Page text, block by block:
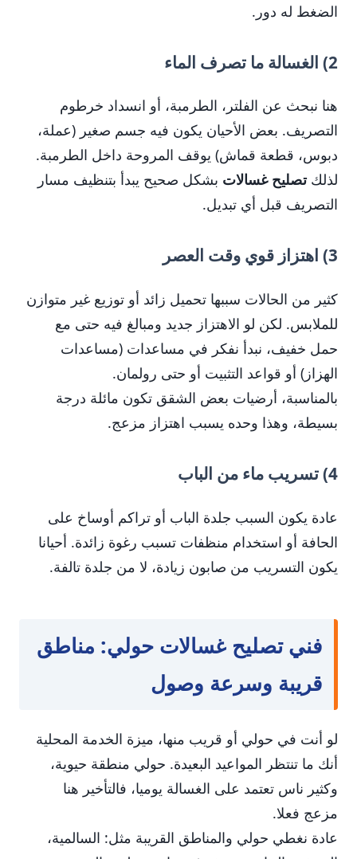
الضغط له دور.
2) الغسالة ما تصرف الماء
هنا نبحث عن الفلتر، الطرمبة، أو انسداد خرطوم
التصريف. بعض الأحيان يكون فيه جسم صغير (عملة،
دبوس، قطعة قماش) يوقف المروحة داخل الطرمبة.
لذلكتصليح غسالات بشكل صحيح يبدأ بتنظيف مسار
التصريف قبل أي تبديل.
3) اهتزاز قوي وقت العصر
كثير من الحالات سببها تحميل زائد أو توزيع غير متوازن
للملابس. لكن لو الاهتزاز جديد ومبالغ فيه حتى مع
حمل خفيف، نبدأ نفكر في مساعدات (مساعدات
الهزاز) أو قواعد التثبيت أو حتى رولمان.
بالمناسبة، أرضيات بعض الشقق تكون مائلة درجة
بسيطة، وهذا وحده يسبب اهتزاز مزعج.
4) تسريب ماء من الباب
عادة يكون السبب جلدة الباب أو تراكم أوساخ على
الحافة أو استخدام منظفات تسبب رغوة زائدة. أحيانا
يكون التسريب من صابون زيادة، لا من جلدة تالفة.
فني تصليح غسالات حولي: مناطق
قريبة وسرعة وصول
لو أنت في حولي أو قريب منها، ميزة الخدمة المحلية
أنك ما تنتظر المواعيد البعيدة. حولي منطقة حيوية،
وكثير ناس تعتمد على الغسالة يوميا، فالتأخير هنا
مزعج فعلا.
عادة نغطي حولي والمناطق القريبة مثل: السالمية،